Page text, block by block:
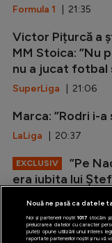
Formula 1 | 21:35
Victor Pițurcă a
MM Stoica: ”Nu
nu a jucat fotbal
SuperLiga | 21:06
Marca: ”Rodri i-
LaLiga | 20:37
EXCLUSIV
”Pe
era iubita lui
Special| 19:59
Nouă ne pasă ca datele
Noi și partenerii noștri 1017stocăm și/
prelucrarea datelor cu caracter
puteți opune utilizării unui interes
raportate partenerilor noștri și nu vă